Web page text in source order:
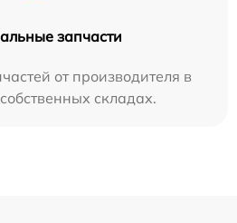
запчасти
от производителя в
складах.